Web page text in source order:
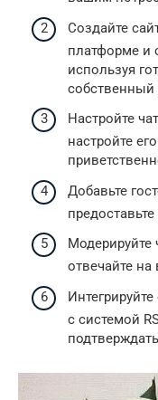
Создайте
платформе и
используя
собственный
Настройте
настройте
Добавьте
Модерируйте
отвечайте на
с системой